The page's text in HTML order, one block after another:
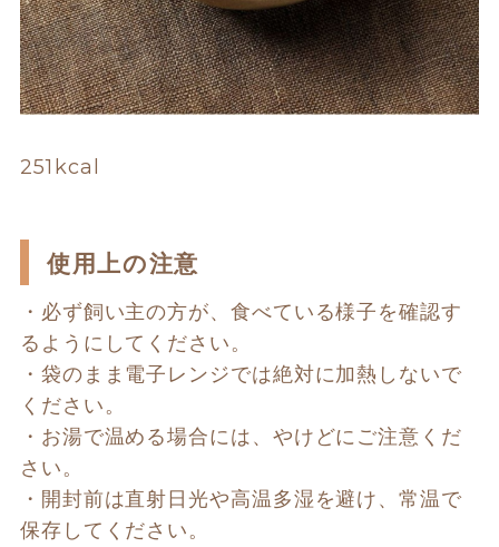
251kcal
使用上の注意
・必ず飼い主の方が、食べている様子を確認す
るようにしてください。
・袋のまま電子レンジでは絶対に加熱しないで
ください。
・お湯で温める場合には、やけどにご注意くだ
さい。
・開封前は直射日光や高温多湿を避け、常温で
保存してください。